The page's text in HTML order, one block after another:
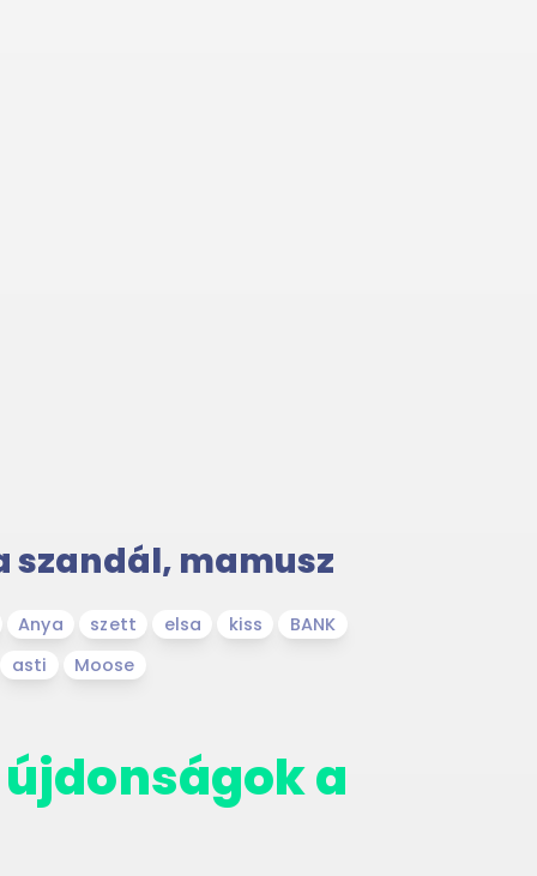
szandál, mamusz
Anya szett elsa kiss
BANK
asti Moose
a